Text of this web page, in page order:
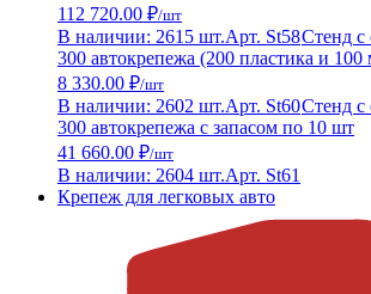
112 720.00 ₽/шт
В наличии: 2615 шт.Арт. St58Стенд
300 автокрепежа (200 пластика и 100
8 330.00 ₽/шт
В наличии: 2602 шт.Арт. St60Стенд
300 автокрепежа с запасом по 10 шт
41 660.00 ₽/шт
В наличии: 2604 шт.Арт. St61
Крепеж для легковых авто